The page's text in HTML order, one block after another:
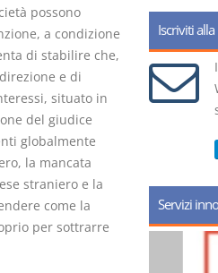
possono
a condizione
di stabilire che,
e di
situato in
del giudice
globalmente
la mancata
straniero e la
come la
per sottrarre
Iscriviti
Servizi